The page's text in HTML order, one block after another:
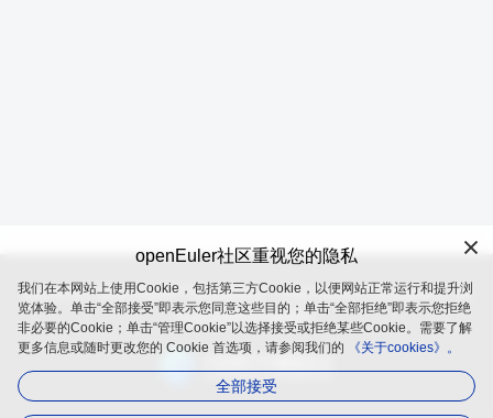
openEuler 是由开放原子开源基金会（OpenAtom Foundation）孵
化及运营的开源项目
openEuler社区重视您的隐私
我们在本网站上使用Cookie，包括第三方Cookie，以便网站正常运行和提升浏
览体验。单击“全部接受”即表示您同意这些目的；单击“全部拒绝”即表示您拒绝
非必要的Cookie；单击“管理Cookie”以选择接受或拒绝某些Cookie。需要了解
更多信息或随时更改您的 Cookie 首选项，请参阅我们的
《关于cookies》。
全部接受